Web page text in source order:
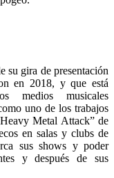
su gira de presentación
en 2018, y que está
medios musicales
uno de los trabajos
Metal Attack” de
en salas y clubs de
sus shows y poder
y después de sus